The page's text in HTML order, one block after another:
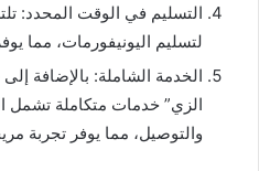
التسليم في الوقت المحدد:
لتسليم اليونيفورمات، مما
الخدمة الشاملة: بالإضافة
الزي” خدمات متكاملة تشمل
والتوصيل، مما يوفر تجربة